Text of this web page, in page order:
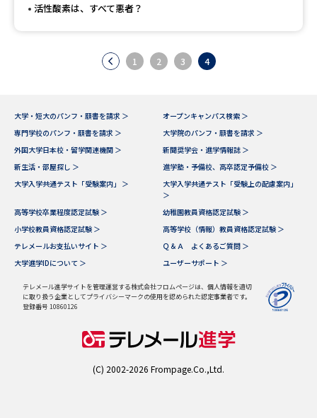
学問発見
大学で学びたい学問発見
学問の教科書 夢ナビライブ
ユーザーサポート
お支払いについて
受付内容・発送状況の確認
テレメール
お支払いサイト
個人情報取扱規定
テレメール進学カタログ
訂正のご案内
活性酸素は、すべて悪者？
1 2 3 4
大学・短大のパンフ・願書を請求 ＞
オープンキャンパス検索 ＞
専門学校のパンフ・願書を請求 ＞
大学院のパンフ・願書を請求 ＞
外国大学日本校・留学関連機関 ＞
新聞奨学会・進学情報誌 ＞
新生活・部屋探し ＞
進学塾・予備校、高卒認定予備校 ＞
大学入学共通テスト「受験案内」 ＞
大学入学共通テスト「受験上の配慮案内」
＞
高等学校卒業程度認定試験 ＞
幼稚園教員資格認定試験 ＞
小学校教員資格認定試験 ＞
高等学校（情報）教員資格認定試験 ＞
テレメールお支払いサイト ＞
Ｑ＆Ａ よくあるご質問 ＞
大学進学IDについて ＞
ユーザーサポート ＞
テレメール進学サイトを管理運営する株式会社フロムページは、個人情報を適切
に取り扱う企業としてプライバシーマークの使用を認められた認定事業者です。
登録番号 10860126
(C) 2002-2026 Frompage.Co.,Ltd.